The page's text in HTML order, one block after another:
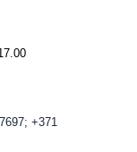
+371